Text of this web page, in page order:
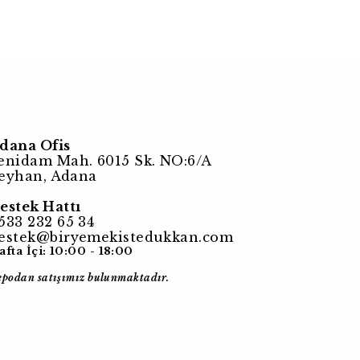
Ofis
Mah. 6015 Sk. NO:6/A
Adana
Hattı
232 65 34
İçi: 10:00 - 18:00
satışımız bulunmaktadır.